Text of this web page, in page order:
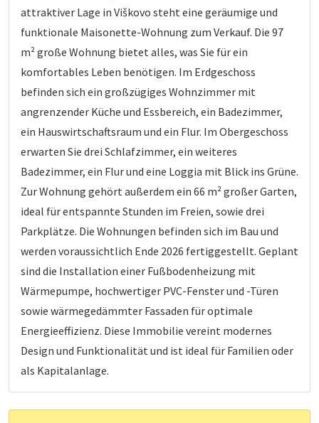
attraktiver Lage in Viškovo steht eine geräumige und
funktionale Maisonette-Wohnung zum Verkauf. Die 97
m² große Wohnung bietet alles, was Sie für ein
komfortables Leben benötigen. Im Erdgeschoss
befinden sich ein großzügiges Wohnzimmer mit
angrenzender Küche und Essbereich, ein Badezimmer,
ein Hauswirtschaftsraum und ein Flur. Im Obergeschoss
erwarten Sie drei Schlafzimmer, ein weiteres
Badezimmer, ein Flur und eine Loggia mit Blick ins Grüne.
Zur Wohnung gehört außerdem ein 66 m² großer Garten,
ideal für entspannte Stunden im Freien, sowie drei
Parkplätze. Die Wohnungen befinden sich im Bau und
werden voraussichtlich Ende 2026 fertiggestellt. Geplant
sind die Installation einer Fußbodenheizung mit
Wärmepumpe, hochwertiger PVC-Fenster und -Türen
sowie wärmegedämmter Fassaden für optimale
Energieeffizienz. Diese Immobilie vereint modernes
Design und Funktionalität und ist ideal für Familien oder
als Kapitalanlage.